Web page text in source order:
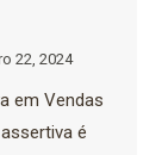
22, 2024
em Vendas
é